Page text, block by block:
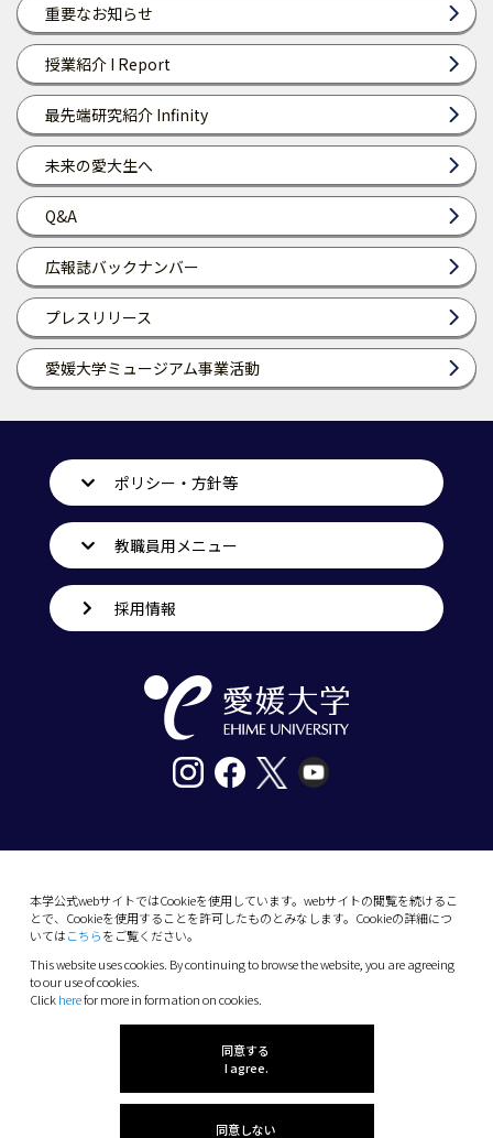
重要なお知らせ
授業紹介 I Report
最先端研究紹介 Infinity
未来の愛大生へ
Q&A
広報誌バックナンバー
プレスリリース
愛媛大学ミュージアム事業活動
本学公式webサイトではCookieを使用しています。webサイトの閲覧を続けるこ
とで、Cookieを使用することを許可したものとみなします。Cookieの詳細につ
いてはこちらをご覧ください。
This website uses cookies. By continuing to browse the website, you are agreeing
to our use of cookies.
Clickherefor more in formation on cookies.
同意する
I agree.
同意しない
ポリシー・方針等
教職員用メニュー
採用情報
10-13 Dogo-Himata, Matsuyama, Ehime 790-
Phone: +81 89-927-9000
(C) 2026 Ehime University.